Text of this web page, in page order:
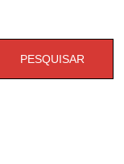
PESQUISAR